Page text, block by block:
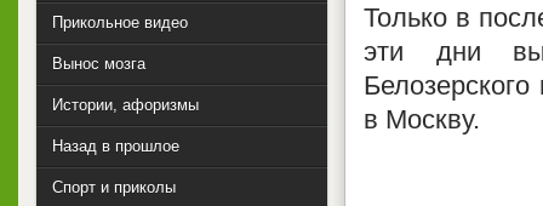
Только в
эти дни
в Москву.
Прикольное видео
Вынос мозга
Истории, афоризмы
Назад в прошлое
Спорт и приколы